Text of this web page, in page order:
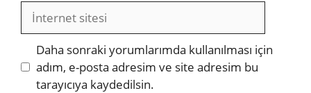
İnternet
sitesi
Daha sonraki yorumlarımda kullanılması için
adım, e-posta adresim ve site adresim bu
tarayıcıya kaydedilsin.